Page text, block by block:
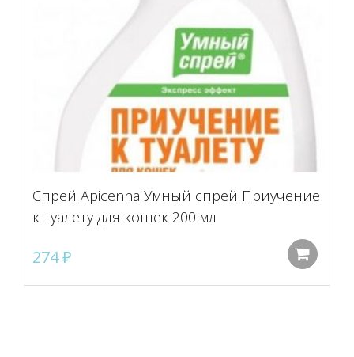
Спрей Apicenna Умный спрей Приучение
к туалету для кошек 200 мл
274₽